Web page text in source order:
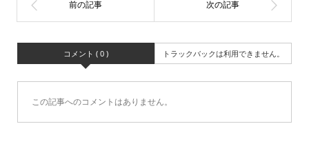
コメント ( 0 ) トラックバックは利用できません。
この記事へのコメントはありません。